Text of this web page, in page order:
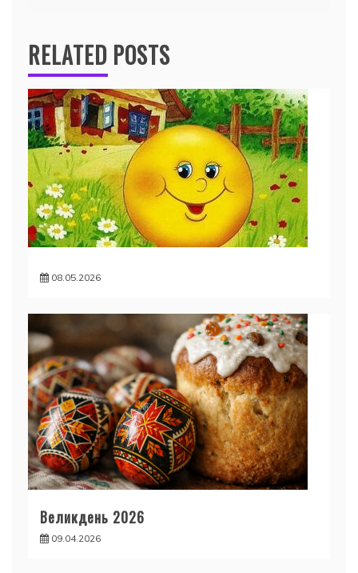
RELATED POSTS
08.05.2026
Великдень 2026
09.04.2026